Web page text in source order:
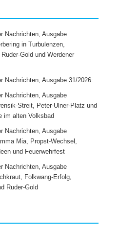
Nachrichten, Ausgabe
in Turbulenzen,
Gold und Werdener
Nachrichten, Ausgabe 31/2026:
Nachrichten, Ausgabe
Streit, Peter-Ulner-Platz und
im alten Volksbad
Nachrichten, Ausgabe
Mia, Propst-Wechsel,
und Feuerwehrfest
Nachrichten, Ausgabe
Folkwang-Erfolg,
Ruder-Gold